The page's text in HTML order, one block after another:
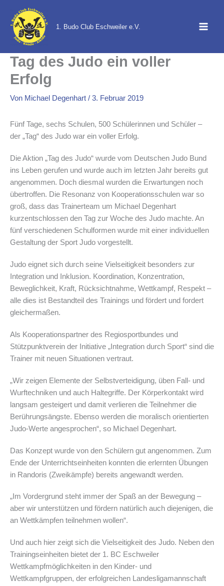
Inhalt
springen
1. Budo Club Eschweiler e.V.
Tag des Judo ein voller
Erfolg
Von Michael Degenhart / 3. Februar 2019
Fünf Tage, sechs Schulen, 500 Schülerinnen und Schüler –
der „Tag“ des Judo war ein voller Erfolg.
Die Aktion „Tag des Judo“ wurde vom Deutschen Judo Bund
ins Leben gerufen und wurde auch im letzten Jahr bereits gut
angenommen. Doch diesmal wurden die Erwartungen noch
übertroffen. Die Resonanz von Kooperationsschulen war so
groß, dass das Trainerteam um Michael Degenhart
kurzentschlossen den Tag zur Woche des Judo machte. An
fünf verschiedenen Schulformen wurde mit einer individuellen
Gestaltung der Sport Judo vorgestellt.
Judo eignet sich durch seine Vielseitigkeit besonders zur
Integration und Inklusion. Koordination, Konzentration,
Beweglichkeit, Kraft, Rücksichtnahme, Wettkampf, Respekt –
alle dies ist Bestandteil des Trainings und fördert und fordert
gleichermaßen.
Als Kooperationspartner des Regiosportbundes und
Stützpunktverein der Initiative „Integration durch Sport“ sind die
Trainer mit neuen Situationen vertraut.
„Wir zeigen Elemente der Selbstverteidigung, üben Fall- und
Wurftechniken und auch Haltegriffe. Der Körperkontakt wird
langsam gesteigert und damit verlieren die Teilnehmer die
Berührungsängste. Ebenso werden die moralisch orientierten
Judo-Werte angesprochen“, so Michael Degenhart.
Das Konzept wurde von den Schülern gut angenommen. Zum
Ende der Unterrichtseinheiten konnten die erlernten Übungen
in Randoris (Zweikämpfe) bereits angewandt werden.
„Im Vordergrund steht immer der Spaß an der Bewegung –
aber wir unterstützen und fördern natürlich auch diejenigen, die
an Wettkämpfen teilnehmen wollen“.
Und auch hier zeigt sich die Vielseitigkeit des Judo. Neben den
Trainingseinheiten bietet der 1. BC Eschweiler
Wettkampfmöglichkeiten in den Kinder- und
Wettkampfgruppen, der erfolgreichen Landesligamannschaft